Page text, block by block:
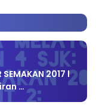
SEMAKAN 2017 l
…